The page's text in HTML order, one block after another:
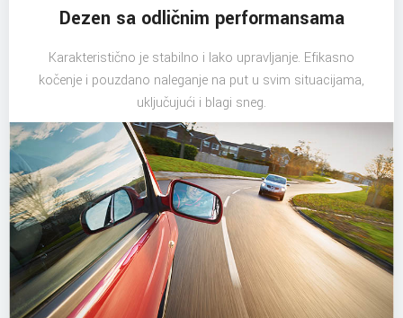
Dezen sa odličnim performansama
Karakteristično je stabilno i lako upravljanje. Efikasno
kočenje i pouzdano naleganje na put u svim situacijama,
uključujući i blagi sneg.